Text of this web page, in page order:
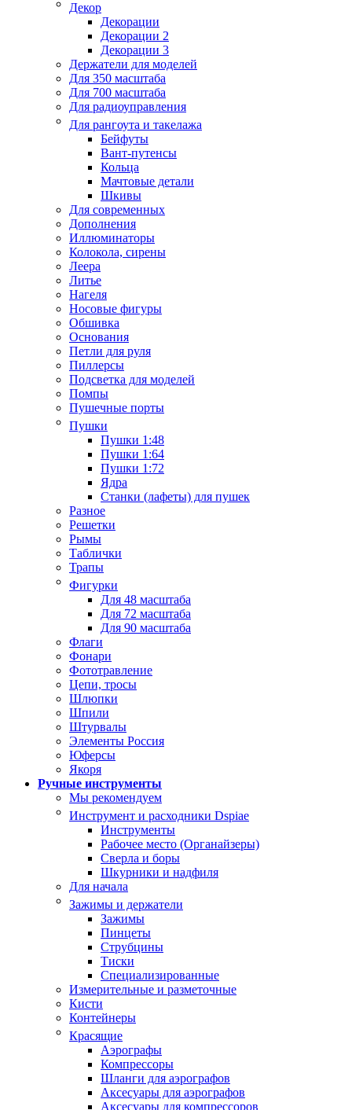
Декор
Декорации
Декорации 2
Декорации 3
Держатели для моделей
Для 350 масштаба
Для 700 масштаба
Для радиоуправления
Для рангоута и такелажа
Бейфуты
Вант-путенсы
Кольца
Мачтовые детали
Шкивы
Для современных
Дополнения
Иллюминаторы
Колокола, сирены
Леера
Литье
Нагеля
Носовые фигуры
Обшивка
Основания
Петли для руля
Пиллерсы
Подсветка для моделей
Помпы
Пушечные порты
Пушки
Пушки 1:48
Пушки 1:64
Пушки 1:72
Ядра
Станки (лафеты) для пушек
Разное
Решетки
Рымы
Таблички
Трапы
Фигурки
Для 48 масштаба
Для 72 масштаба
Для 90 масштаба
Флаги
Фонари
Фототравление
Цепи, тросы
Шлюпки
Шпили
Штурвалы
Элементы Россия
Юферсы
Якоря
Ручные инструменты
Мы рекомендуем
Инструмент и расходники Dspiae
Инструменты
Рабочее место (Органайзеры)
Сверла и боры
Шкурники и надфиля
Для начала
Зажимы и держатели
Зажимы
Пинцеты
Струбцины
Тиски
Специализированные
Измерительные и разметочные
Кисти
Контейнеры
Красящие
Аэрографы
Компрессоры
Шланги для аэрографов
Аксесуары для аэрографов
Аксесуары для компрессоров